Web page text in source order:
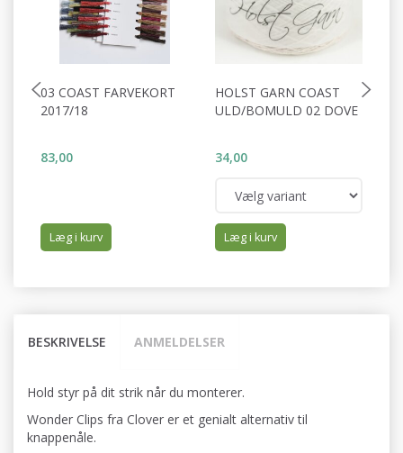
03 COAST FARVEKORT
2017/18
83,00
Læg i kurv
HOLST GARN COAST
ULD/BOMULD 02 DOVE
34,00
Læg i kurv
BESKRIVELSE ANMELDELSER
Hold styr på dit strik når du monterer.
Wonder Clips fra Clover er et genialt alternativ til
knappenåle.